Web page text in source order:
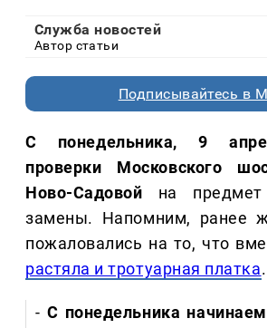
Служба новостей
Автор статьи
Подписывайтесь в
С понедельника, 9
проверки Московского
Ново-Садовой на предмет
замены. Напомним, ранее
пожаловались на то, что
растяла и тротуарная платка.
- С понедельника